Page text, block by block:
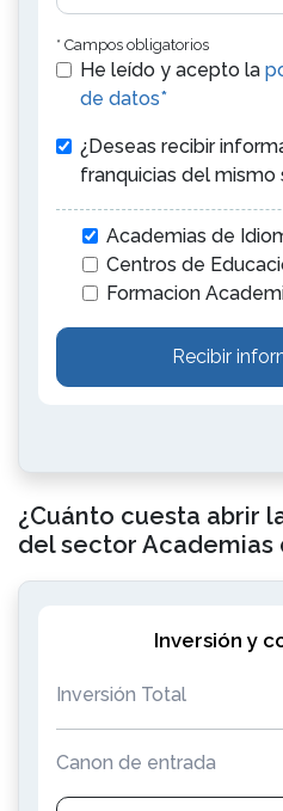
* Campos obligatorios
He leído y acepto la
de datos*
¿Deseas recibir
franquicias del mismo
Academias de
Centros de
Formacion
Recibir
¿Cuánto cuesta abrir
del sector Academias
Inversión y
Inversión Total
Canon de entrada